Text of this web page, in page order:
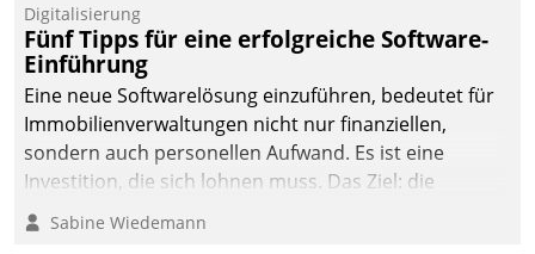
Digitalisierung
Fünf Tipps für eine erfolgreiche Software-
Einführung
Eine neue Softwarelösung einzuführen, bedeutet für
Immobilienverwaltungen nicht nur finanziellen,
sondern auch personellen Aufwand. Es ist eine
Investition, die sich lohnen muss. Das Ziel: die
nachhaltige Optimierung der Geschäftsabläufe. Damit
dieses Ziel erreicht wird, sollten einige Grundregeln
Sabine Wiedemann